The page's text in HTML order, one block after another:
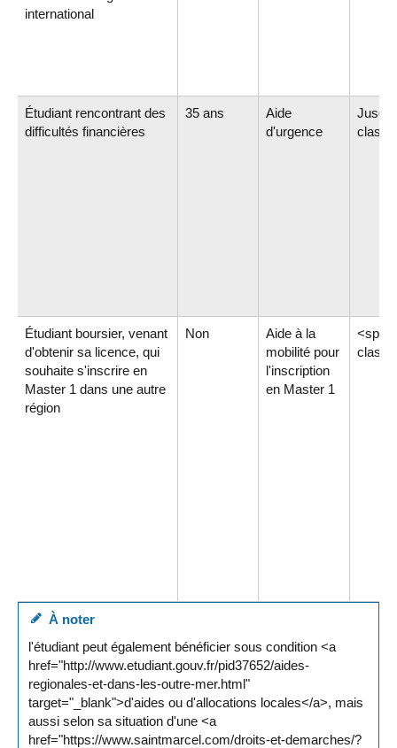
international
Étudiant rencontrant des
difficultés financières
35 ans
Aide
d'urgence
Étudiant boursier, venant
d'obtenir sa licence, qui
souhaite s'inscrire en
Master 1 dans une autre
région
Non
Aide à la
mobilité pour
l'inscription
en Master 1
<span
À noter
l'étudiant peut également bénéficier sous condition <a
href="http://www.etudiant.gouv.fr/pid37652/aides-
regionales-et-dans-les-outre-mer.html"
target="_blank">d'aides ou d'allocations locales</a>, mais
aussi selon sa situation d'une <a
href="https://www.saintmarcel.com/droits-et-demarches/?